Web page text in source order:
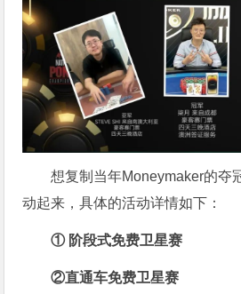
想复制当年Moneymaker的夺
动起来，具体的活动详情如下：
① 阶段式免费卫星赛
②直通车免费卫星赛